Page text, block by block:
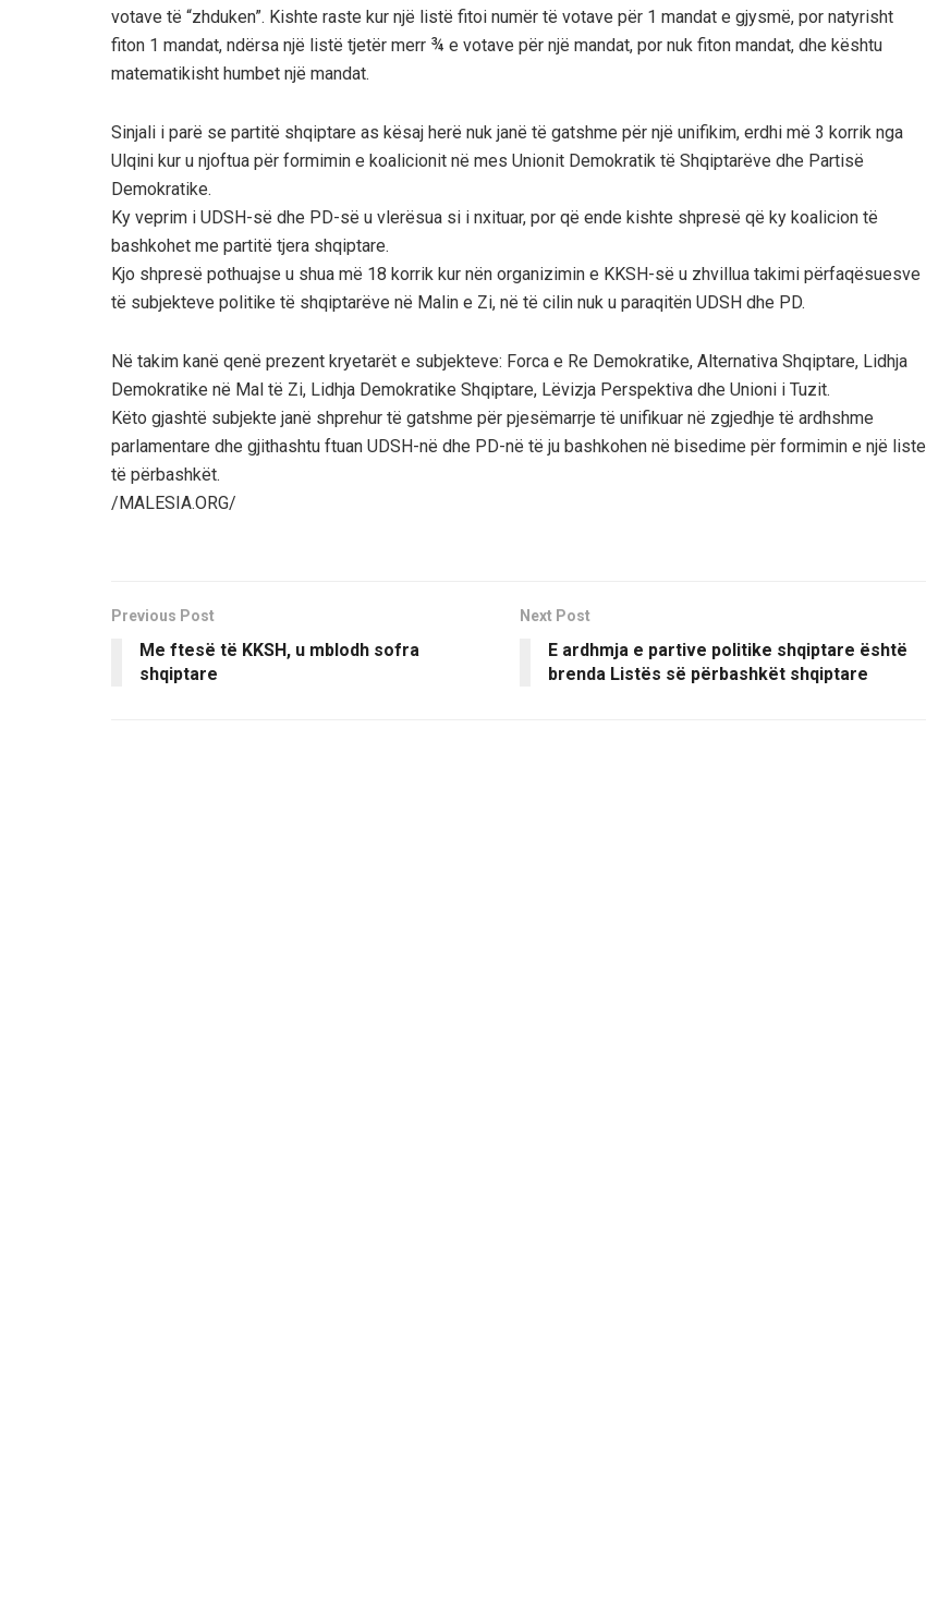
votave të “zhduken”. Kishte raste kur një listë fitoi numër të votave për 1 mandat e gjysmë, por natyrisht
fiton 1 mandat, ndërsa një listë tjetër merr ¾ e votave për një mandat, por nuk fiton mandat, dhe kështu
matematikisht humbet një mandat.
Sinjali i parë se partitë shqiptare as kësaj herë nuk janë të gatshme për një unifikim, erdhi më 3 korrik nga
Ulqini kur u njoftua për formimin e koalicionit në mes Unionit Demokratik të Shqiptarëve dhe Partisë
Demokratike.
Ky veprim i UDSH-së dhe PD-së u vlerësua si i nxituar, por që ende kishte shpresë që ky koalicion të
bashkohet me partitë tjera shqiptare.
Kjo shpresë pothuajse u shua më 18 korrik kur nën organizimin e KKSH-së u zhvillua takimi përfaqësuesve
të subjekteve politike të shqiptarëve në Malin e Zi, në të cilin nuk u paraqitën UDSH dhe PD.
Në takim kanë qenë prezent kryetarët e subjekteve: Forca e Re Demokratike, Alternativa Shqiptare, Lidhja
Demokratike në Mal të Zi, Lidhja Demokratike Shqiptare, Lëvizja Perspektiva dhe Unioni i Tuzit.
Këto gjashtë subjekte janë shprehur të gatshme për pjesëmarrje të unifikuar në zgjedhje të ardhshme
parlamentare dhe gjithashtu ftuan UDSH-në dhe PD-në të ju bashkohen në bisedime për formimin e një liste
të përbashkët.
/MALESIA.ORG/
Previous Post
Me ftesë të KKSH, u mblodh sofra
shqiptare
Next Post
E ardhmja e partive politike shqiptare është
brenda Listës së përbashkët shqiptare